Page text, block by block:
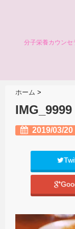
分子栄養カウンセ
ホーム >
IMG_9999
2019/03/20